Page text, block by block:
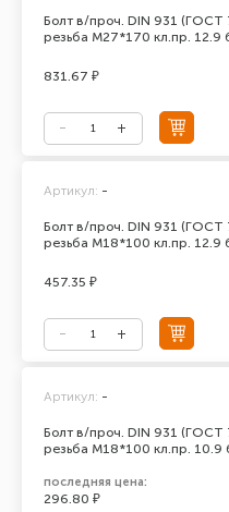
Болт в/проч. DIN 931
резьба М27*170 кл.пр. 12.9
831.67 ₽
Болт в/проч. DIN 931
резьба М18*100 кл.пр. 12.9
Артикул: -
457.35 ₽
Болт в/проч. DIN 931
резьба М18*100 кл.пр. 10.9
Артикул: -
последняя цена:
296.80 ₽